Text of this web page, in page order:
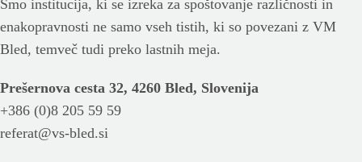
Smo institucija, ki se izreka za spoštovanje različnosti in
enakopravnosti ne samo vseh tistih, ki so povezani z VM
Bled, temveč tudi preko lastnih meja.
Prešernova cesta 32, 4260 Bled, Slovenija
+386 (0)8 205 59 59
referat@vs-bled.si